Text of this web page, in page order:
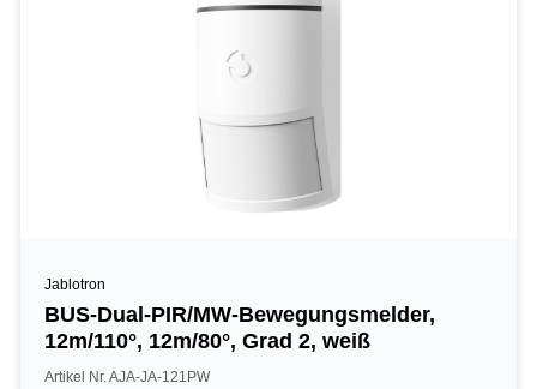
Jablotron
BUS-Dual-PIR/MW-Bewegungsmelder,
12m/110°, 12m/80°, Grad 2, weiß
Artikel Nr. AJA-JA-121PW